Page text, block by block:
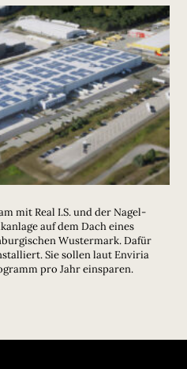
mit Real I.S. und der Nagel-
auf dem Dach eines
Wustermark. Dafür
Sie sollen laut Enviria
pro Jahr einsparen.